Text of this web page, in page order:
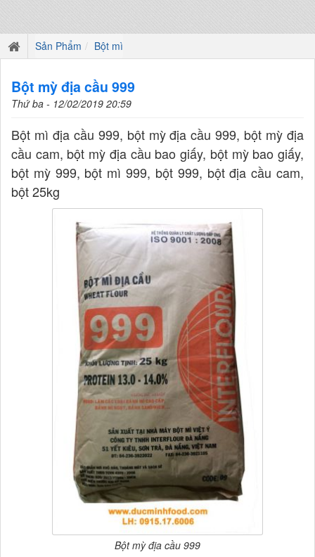
Sản Phẩm Bột mì
Bột mỳ địa cầu 999
Thứ ba - 12/02/2019 20:59
Bột mì địa cầu 999, bột mỳ địa cầu 999, bột mỳ địa
cầu cam, bột mỳ địa cầu bao giấy, bột mỳ bao giấy,
bột mỳ 999, bột mì 999, bột 999, bột địa cầu cam,
bột 25kg
Bột mỳ địa cầu 999